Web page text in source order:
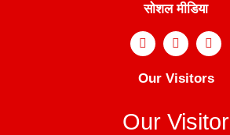
सोशल मीडिया
Our Visitors
Our Visitor